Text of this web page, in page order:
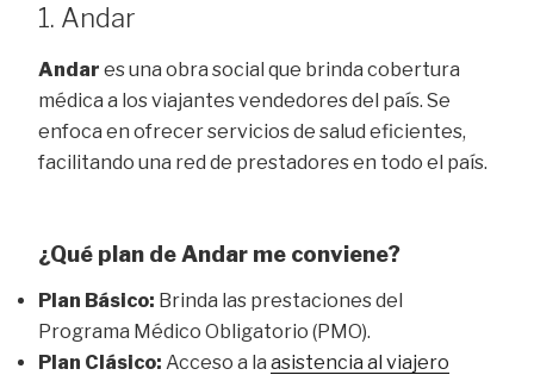
1. Andar
Andar es una obra social que brinda cobertura
médica a los viajantes vendedores del país. Se
enfoca en ofrecer servicios de salud eficientes,
facilitando una red de prestadores en todo el país.
¿Qué plan de Andar me conviene?
Plan Básico: Brinda las prestaciones del
Programa Médico Obligatorio (PMO).
Plan Clásico: Acceso a la asistencia al viajero